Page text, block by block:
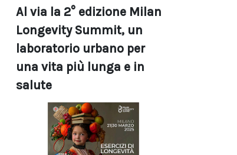
Al via la 2° edizione Milan
Longevity Summit, un
laboratorio urbano per
una vita più lunga e in
salute